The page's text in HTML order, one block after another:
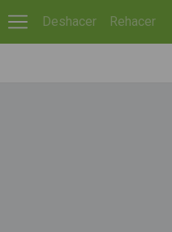
Deshacer Rehacer